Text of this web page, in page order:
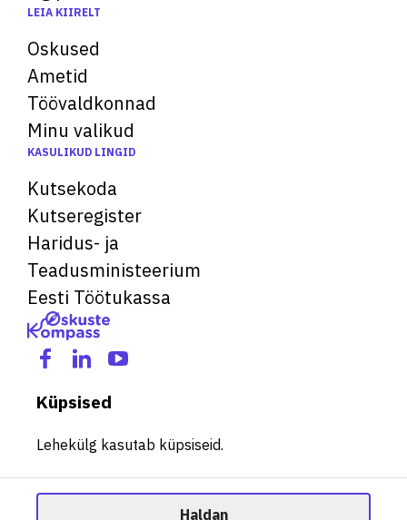
LEIA KIIRELT
Oskused
Ametid
Töövaldkonnad
Minu valikud
KASULIKUD LINGID
Kutsekoda
Kutseregister
Haridus- ja
Teadusministeerium
Eesti Töötukassa
Küpsised
Lehekülg kasutab küpsiseid.
Haldan